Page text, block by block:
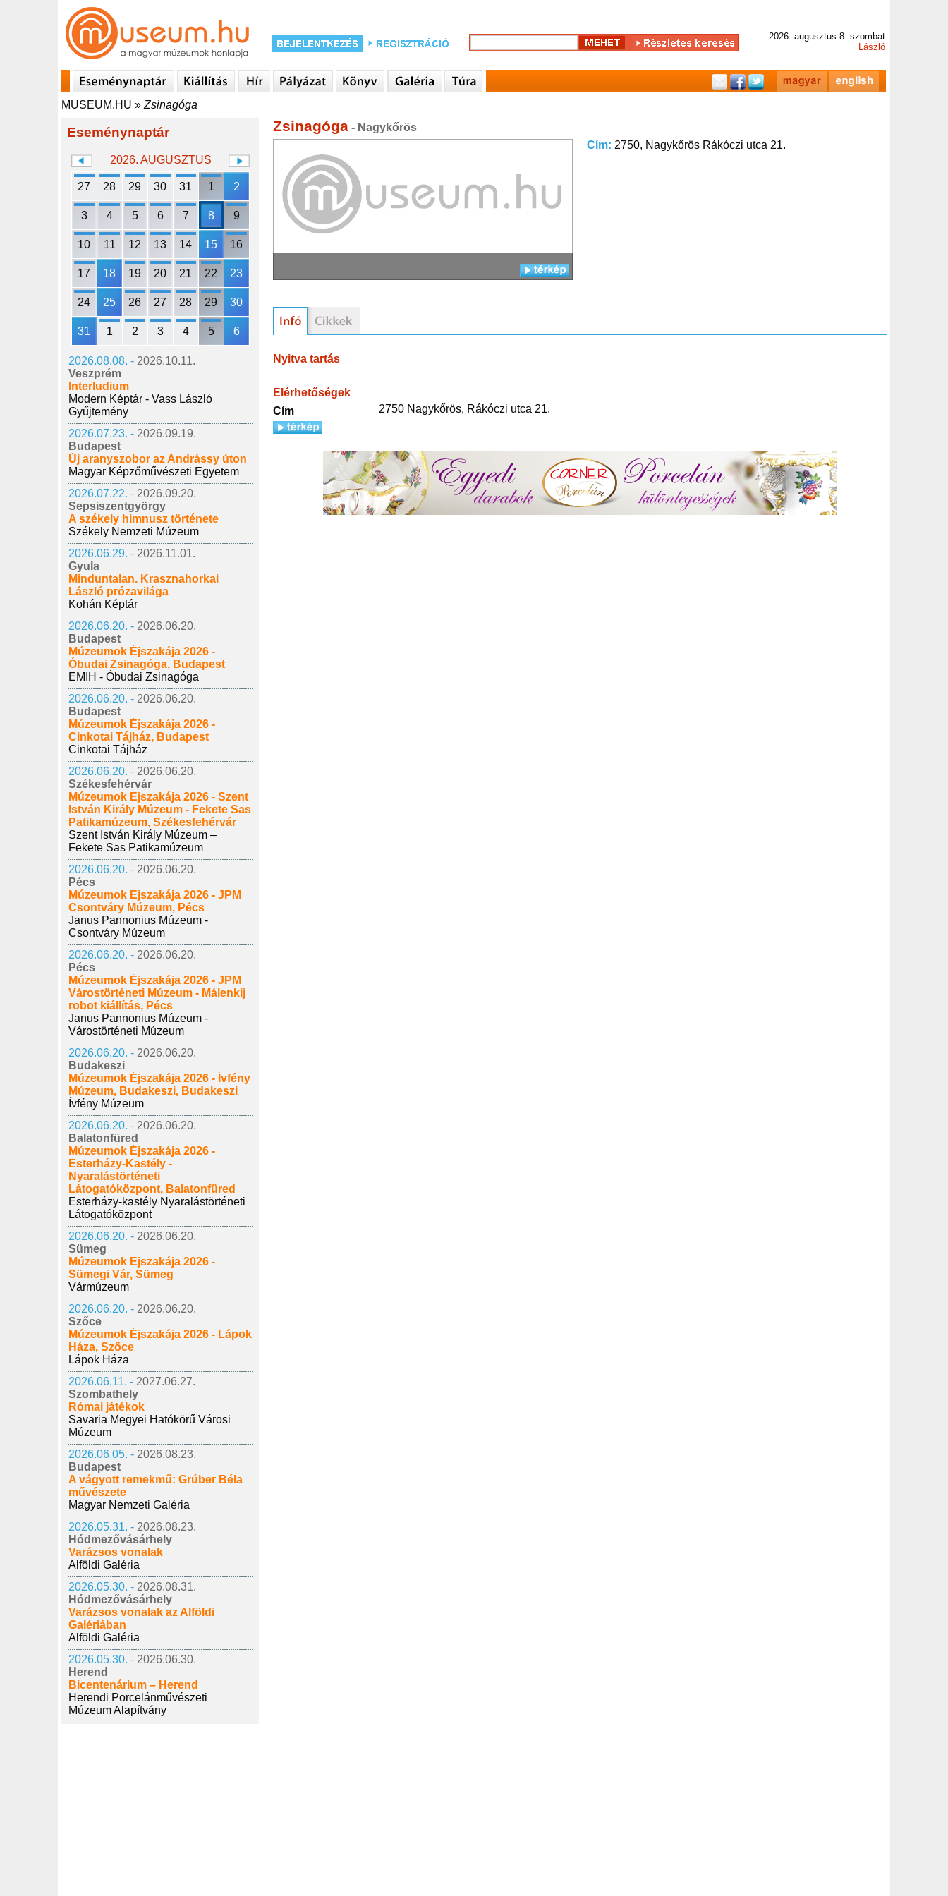
2026. augusztus 8. szombat
László
MUSEUM.HU » Zsinagóga
Eseménynaptár
2026. AUGUSZTUS
27 28 29 30 31 1 2
3 4 5 6 7 8 9
10 11 12 13 14 15 16
17 18 19 20 21 22 23
24 25 26 27 28 29 30
31 1 2 3 4 5 6
2026.08.08. - 2026.10.11.
Veszprém
Interludium
Modern Képtár - Vass László
Gyűjtemény
2026.07.23. - 2026.09.19.
Budapest
Új aranyszobor az Andrássy úton
Magyar Képzőművészeti Egyetem
2026.07.22. - 2026.09.20.
Sepsiszentgyörgy
A székely himnusz története
Székely Nemzeti Múzeum
2026.06.29. - 2026.11.01.
Gyula
Minduntalan. Krasznahorkai
László prózavilága
Kohán Képtár
2026.06.20. - 2026.06.20.
Budapest
Múzeumok Éjszakája 2026 -
Óbudai Zsinagóga, Budapest
EMIH - Óbudai Zsinagóga
2026.06.20. - 2026.06.20.
Budapest
Múzeumok Éjszakája 2026 -
Cinkotai Tájház, Budapest
Cinkotai Tájház
2026.06.20. - 2026.06.20.
Székesfehérvár
Múzeumok Éjszakája 2026 - Szent
István Király Múzeum - Fekete Sas
Patikamúzeum, Székesfehérvár
Szent István Király Múzeum –
Fekete Sas Patikamúzeum
2026.06.20. - 2026.06.20.
Pécs
Múzeumok Éjszakája 2026 - JPM
Csontváry Múzeum, Pécs
Janus Pannonius Múzeum -
Csontváry Múzeum
2026.06.20. - 2026.06.20.
Pécs
Múzeumok Éjszakája 2026 - JPM
Várostörténeti Múzeum - Málenkij
robot kiállítás, Pécs
Janus Pannonius Múzeum -
Várostörténeti Múzeum
2026.06.20. - 2026.06.20.
Budakeszi
Múzeumok Éjszakája 2026 - Ívfény
Múzeum, Budakeszi, Budakeszi
Ívfény Múzeum
2026.06.20. - 2026.06.20.
Balatonfüred
Múzeumok Éjszakája 2026 -
Esterházy-Kastély -
Nyaralástörténeti
Látogatóközpont, Balatonfüred
Esterházy-kastély Nyaralástörténeti
Látogatóközpont
2026.06.20. - 2026.06.20.
Sümeg
Múzeumok Éjszakája 2026 -
Sümegi Vár, Sümeg
Vármúzeum
2026.06.20. - 2026.06.20.
Szőce
Múzeumok Éjszakája 2026 - Lápok
Háza, Szőce
Lápok Háza
2026.06.11. - 2027.06.27.
Szombathely
Római játékok
Savaria Megyei Hatókörű Városi
Múzeum
2026.06.05. - 2026.08.23.
Budapest
A vágyott remekmű: Grúber Béla
művészete
Magyar Nemzeti Galéria
2026.05.31. - 2026.08.23.
Hódmezővásárhely
Varázsos vonalak
Alföldi Galéria
2026.05.30. - 2026.08.31.
Hódmezővásárhely
Varázsos vonalak az Alföldi
Galériában
Alföldi Galéria
2026.05.30. - 2026.06.30.
Herend
Bicentenárium – Herend
Herendi Porcelánművészeti
Múzeum Alapítvány
Zsinagóga - Nagykőrös
Cím: 2750, Nagykőrös Rákóczi utca 21.
Nyitva tartás
Elérhetőségek
Cím
2750 Nagykőrös, Rákóczi utca 21.